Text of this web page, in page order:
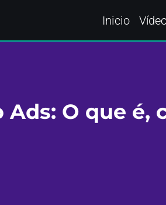
Inicio
O que é,